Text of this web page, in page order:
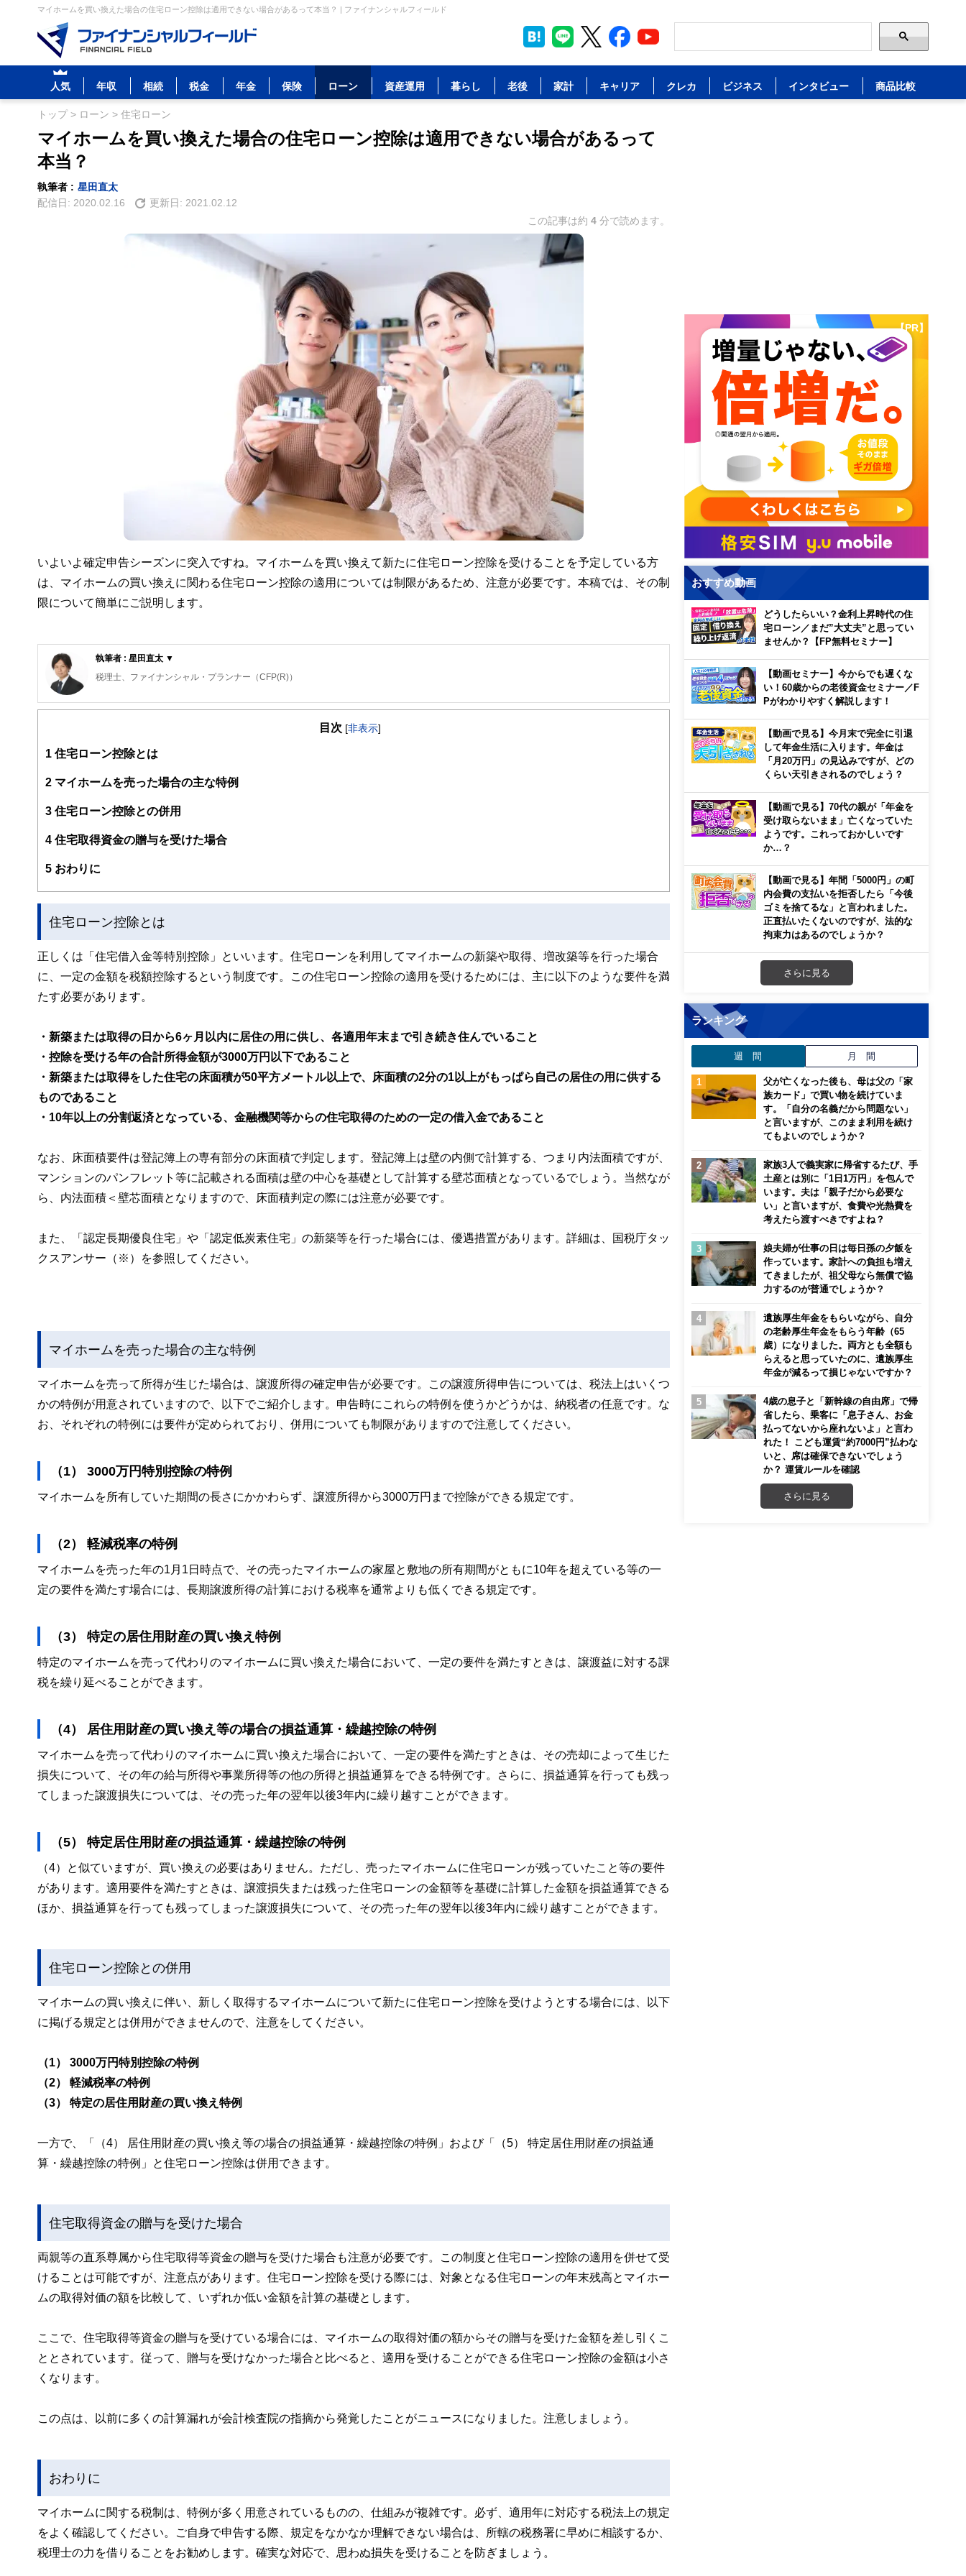
マイホームを買い換えた場合の住宅ローン控除は適用できない場合があるって本当？ | ファイナンシャルフィールド
人気 年収 相続 税金 年金 保険 ローン 資産運用 暮らし 老後 家計 キャリア クレカ ビジネス インタビュー 商品比較
トップ> ローン > 住宅ローン
マイホームを買い換えた場合の住宅ローン控除は適用できない場合があるって
本当？
執筆者 : 星田直太
配信日: 2020.02.16 更新日: 2021.02.12
この記事は約 4 分で読めます。
いよいよ確定申告シーズンに突入ですね。マイホームを買い換えて新たに住宅ローン控除を受けることを予定している方
は、マイホームの買い換えに関わる住宅ローン控除の適用については制限があるため、注意が必要です。本稿では、その制
限について簡単にご説明します。
執筆者 : 星田直太 ▼
税理士、ファイナンシャル・プランナー（CFP(R)）
一般企業勤務を経て、30代から税務会計の世界に入り、税理士とCFPの資格を取得。
税理士法人勤務時には法人税務顧問、ベンチャー支援、事業再生、相続・事業承継といった多様な業務に従事。公的機関での勤務も経験した後、
目次 [非表示]
1 住宅ローン控除とは
2 マイホームを売った場合の主な特例
3 住宅ローン控除との併用
4 住宅取得資金の贈与を受けた場合
5 おわりに
住宅ローン控除とは
正しくは「住宅借入金等特別控除」といいます。住宅ローンを利用してマイホームの新築や取得、増改築等を行った場合
に、一定の金額を税額控除するという制度です。この住宅ローン控除の適用を受けるためには、主に以下のような要件を満
たす必要があります。
・新築または取得の日から6ヶ月以内に居住の用に供し、各適用年末まで引き続き住んでいること
・控除を受ける年の合計所得金額が3000万円以下であること
・新築または取得をした住宅の床面積が50平方メートル以上で、床面積の2分の1以上がもっぱら自己の居住の用に供する
ものであること
・10年以上の分割返済となっている、金融機関等からの住宅取得のための一定の借入金であること
なお、床面積要件は登記簿上の専有部分の床面積で判定します。登記簿上は壁の内側で計算する、つまり内法面積ですが、
マンションのパンフレット等に記載される面積は壁の中心を基礎として計算する壁芯面積となっているでしょう。当然なが
ら、内法面積＜壁芯面積となりますので、床面積判定の際には注意が必要です。
また、「認定長期優良住宅」や「認定低炭素住宅」の新築等を行った場合には、優遇措置があります。詳細は、国税庁タッ
クスアンサー（※）を参照してください。
マイホームを売った場合の主な特例
マイホームを売って所得が生じた場合は、譲渡所得の確定申告が必要です。この譲渡所得申告については、税法上はいくつ
かの特例が用意されていますので、以下でご紹介します。申告時にこれらの特例を使うかどうかは、納税者の任意です。な
お、それぞれの特例には要件が定められており、併用についても制限がありますので注意してください。
（1） 3000万円特別控除の特例
マイホームを所有していた期間の長さにかかわらず、譲渡所得から3000万円まで控除ができる規定です。
（2） 軽減税率の特例
マイホームを売った年の1月1日時点で、その売ったマイホームの家屋と敷地の所有期間がともに10年を超えている等の一
定の要件を満たす場合には、長期譲渡所得の計算における税率を通常よりも低くできる規定です。
（3） 特定の居住用財産の買い換え特例
特定のマイホームを売って代わりのマイホームに買い換えた場合において、一定の要件を満たすときは、譲渡益に対する課
税を繰り延べることができます。
（4） 居住用財産の買い換え等の場合の損益通算・繰越控除の特例
マイホームを売って代わりのマイホームに買い換えた場合において、一定の要件を満たすときは、その売却によって生じた
損失について、その年の給与所得や事業所得等の他の所得と損益通算をできる特例です。さらに、損益通算を行っても残っ
てしまった譲渡損失については、その売った年の翌年以後3年内に繰り越すことができます。
（5） 特定居住用財産の損益通算・繰越控除の特例
（4）と似ていますが、買い換えの必要はありません。ただし、売ったマイホームに住宅ローンが残っていたこと等の要件
があります。適用要件を満たすときは、譲渡損失または残った住宅ローンの金額等を基礎に計算した金額を損益通算できる
ほか、損益通算を行っても残ってしまった譲渡損失について、その売った年の翌年以後3年内に繰り越すことができます。
住宅ローン控除との併用
マイホームの買い換えに伴い、新しく取得するマイホームについて新たに住宅ローン控除を受けようとする場合には、以下
に掲げる規定とは併用ができませんので、注意をしてください。
（1） 3000万円特別控除の特例
（2） 軽減税率の特例
（3） 特定の居住用財産の買い換え特例
一方で、「（4） 居住用財産の買い換え等の場合の損益通算・繰越控除の特例」および「（5） 特定居住用財産の損益通
算・繰越控除の特例」と住宅ローン控除は併用できます。
住宅取得資金の贈与を受けた場合
両親等の直系尊属から住宅取得等資金の贈与を受けた場合も注意が必要です。この制度と住宅ローン控除の適用を併せて受
けることは可能ですが、注意点があります。住宅ローン控除を受ける際には、対象となる住宅ローンの年末残高とマイホー
ムの取得対価の額を比較して、いずれか低い金額を計算の基礎とします。
ここで、住宅取得等資金の贈与を受けている場合には、マイホームの取得対価の額からその贈与を受けた金額を差し引くこ
ととされています。従って、贈与を受けなかった場合と比べると、適用を受けることができる住宅ローン控除の金額は小さ
くなります。
この点は、以前に多くの計算漏れが会計検査院の指摘から発覚したことがニュースになりました。注意しましょう。
おわりに
マイホームに関する税制は、特例が多く用意されているものの、仕組みが複雑です。必ず、適用年に対応する税法上の規定
をよく確認してください。ご自身で申告する際、規定をなかなか理解できない場合は、所轄の税務署に早めに相談するか、
税理士の力を借りることをお勧めします。確実な対応で、思わぬ損失を受けることを防ぎましょう。
【PR】
おすすめ動画
どうしたらいい？金利上昇時代の住
宅ローン／まだ”大丈夫”と思ってい
ませんか？【FP無料セミナー】
【動画セミナー】今からでも遅くな
い！60歳からの老後資金セミナー／F
Pがわかりやすく解説します！
【動画で見る】今月末で完全に引退
して年金生活に入ります。年金は
「月20万円」の見込みですが、どの
くらい天引きされるのでしょう？
【動画で見る】70代の親が「年金を
受け取らないまま」亡くなっていた
ようです。これっておかしいです
か…？
【動画で見る】年間「5000円」の町
内会費の支払いを拒否したら「今後
ゴミを捨てるな」と言われました。
正直払いたくないのですが、法的な
拘束力はあるのでしょうか？
さらに見る
ランキング
週 間 月 間
父が亡くなった後も、母は父の「家
族カード」で買い物を続けていま
す。「自分の名義だから問題ない」
と言いますが、このまま利用を続け
てもよいのでしょうか？
家族3人で義実家に帰省するたび、手
土産とは別に「1日1万円」を包んで
います。夫は「親子だから必要な
い」と言いますが、食費や光熱費を
考えたら渡すべきですよね？
娘夫婦が仕事の日は毎日孫の夕飯を
作っています。家計への負担も増え
てきましたが、祖父母なら無償で協
力するのが普通でしょうか？
遺族厚生年金をもらいながら、自分
の老齢厚生年金をもらう年齢（65
歳）になりました。両方とも全額も
らえると思っていたのに、遺族厚生
年金が減るって損じゃないですか？
4歳の息子と「新幹線の自由席」で帰
省したら、乗客に「息子さん、お金
払ってないから座れないよ」と言わ
れた！ こども運賃“約7000円”払わな
いと、席は確保できないでしょう
か？ 運賃ルールを確認
さらに見る